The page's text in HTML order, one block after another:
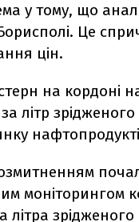
у тому, що
Це
цін.
на кордоні
літр
моніторингом
літра